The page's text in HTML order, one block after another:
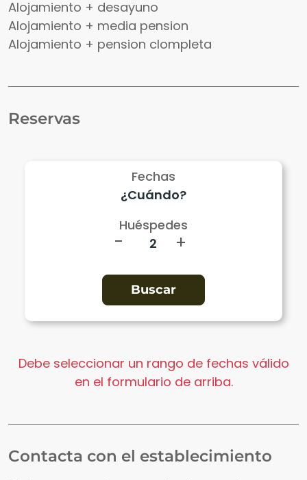
Alojamiento + desayuno
Alojamiento + media pension
Alojamiento + pension clompleta
Reservas
Fechas
Huéspedes
- +
Debe seleccionar un rango de fechas válido
en el formulario de arriba.
Contacta con el establecimiento